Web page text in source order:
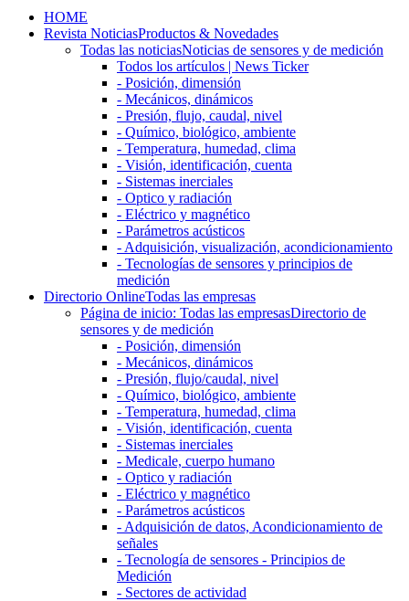
HOME
Revista NoticiasProductos & Novedades
Todas las noticiasNoticias de sensores y de medición
Todos los artículos | News Ticker
- Posición, dimensión
- Mecánicos, dinámicos
- Presión, flujo, caudal, nivel
- Químico, biológico, ambiente
- Temperatura, humedad, clima
- Visión, identificación, cuenta
- Sistemas inerciales
- Optico y radiación
- Eléctrico y magnético
- Parámetros acústicos
- Adquisición, visualización, acondicionamiento
- Tecnologías de sensores y principios de
medición
Directorio OnlineTodas las empresas
Página de inicio: Todas las empresasDirectorio de
sensores y de medición
- Posición, dimensión
- Mecánicos, dinámicos
- Presión, flujo/caudal, nivel
- Químico, biológico, ambiente
- Temperatura, humedad, clima
- Visión, identificación, cuenta
- Sistemas inerciales
- Medicale, cuerpo humano
- Optico y radiación
- Eléctrico y magnético
- Parámetros acústicos
- Adquisición de datos, Acondicionamiento de
señales
- Tecnología de sensores - Principios de
Medición
- Sectores de actividad